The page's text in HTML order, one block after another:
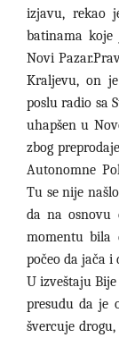
izjavu, rekao
batinama koje
Novi
Kraljevu, on
poslu radio sa
uhapšen u
zbog
Autonomne
Tu se nije
da na osnovu
momentu bila
počeo da jača i
U izveštaju
presudu da je
švercuje